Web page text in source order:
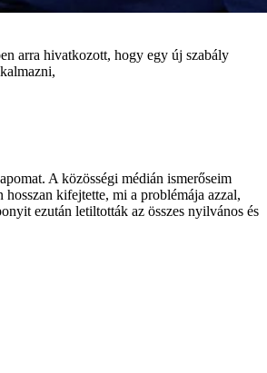
arra hivatkozott, hogy egy új szabály
A közösségi médián ismerőseim
kifejtette, mi a problémája azzal,
ezután letiltották az összes nyilvános és